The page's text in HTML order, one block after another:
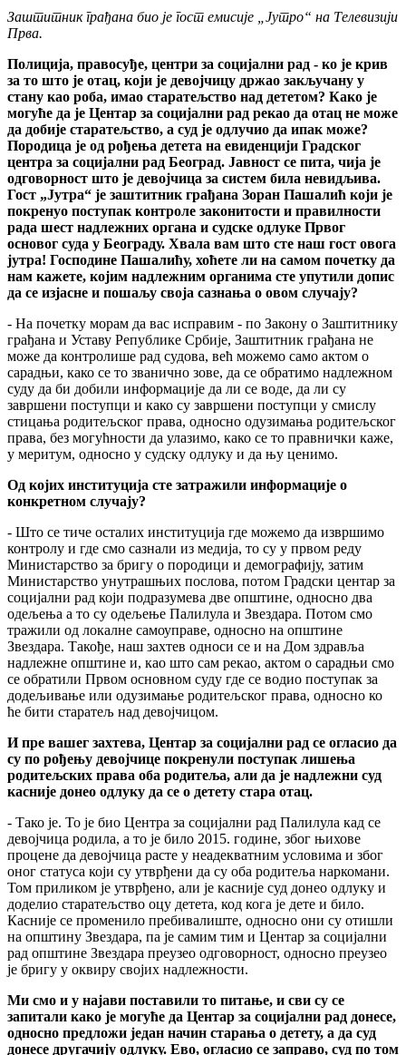
Заштитник грађана био је гост емисије „Јутро“ на Телевизији
Прва.
Полиција, правосуђе, центри за социјални рад - ко је крив
за то што је отац, који је девојчицу држао закључану у
стану као роба, имао старатељство над дететом? Како је
могуће да је Центар за социјални рад рекао да отац не може
да добије старатељство, а суд је одлучио да ипак може?
Породица је од рођења детета на евиденцији Градског
центра за социјални рад Београд. Јавност се пита, чија је
одговорност што је девојчица за систем била невидљива.
Гост „Јутра“ је заштитник грађана Зоран Пашалић који је
покренуо поступак контроле законитости и правилности
рада шест надлежних органа и судске одлуке Првог
основог суда у Београду. Хвала вам што сте наш гост овога
јутра! Господине Пашалићу, хоћете ли на самом почетку да
нам кажете, којим надлежним органима сте упутили допис
да се изјасне и пошаљу своја сазнања о овом случају?
- На почетку морам да вас исправим - по Закону о Заштитнику
грађана и Уставу Републике Србије, Заштитник грађана не
може да контролише рад судова, већ можемо само актом о
сарадњи, како се то званично зове, да се обратимо надлежном
суду да би добили информације да ли се воде, да ли су
завршени поступци и како су завршени поступци у смислу
стицања родитељског права, односно одузимања родитељског
права, без могућности да улазимо, како се то правнички каже,
у меритум, односно у судску одлуку и да њу ценимо.
Од којих институција сте затражили информације о
конкретном случају?
- Што се тиче осталих институција где можемо да извршимо
контролу и где смо сазнали из медија, то су у првом реду
Министарство за бригу о породици и демографију, затим
Министарство унутрашњих послова, потом Градски центар за
социјални рад који подразумева две општине, односно два
одељења а то су одељење Палилула и Звездара. Потом смо
тражили од локалне самоуправе, односно на општине
Звездара. Такође, наш захтев односи се и на Дом здравља
надлежне општине и, као што сам рекао, актом о сарадњи смо
се обратили Првом основном суду где се водио поступак за
додељивање или одузимање родитељског права, односно ко
ће бити старатељ над девојчицом.
И пре вашег захтева, Центар за социјални рад се огласио да
су по рођењу девојчице покренули поступак лишења
родитељских права оба родитеља, али да је надлежни суд
касније донео одлуку да се о детету стара отац.
- Тако је. То је био Центра за социјални рад Палилула кад се
девојчица родила, а то је било 2015. године, због њихове
процене да девојчица расте у неадекватним условима и због
оног статуса који су утврђени да су оба родитеља наркомани.
Том приликом је утврђено, али је касније суд донео одлуку и
доделио старатељство оцу детета, код кога је дете и било.
Касније се променило пребивалиште, односно они су отишли
на општину Звездара, па је самим тим и Центар за социјални
рад општине Звездара преузео одговорност, односно преузео
је бригу у оквиру својих надлежности.
Ми смо и у најави поставили то питање, и сви су се
запитали како је могуће да Центар за социјални рад донесе,
односно предложи један начин старања о детету, а да суд
донесе другачију одлуку. Ево, огласио се заправо, суд по том